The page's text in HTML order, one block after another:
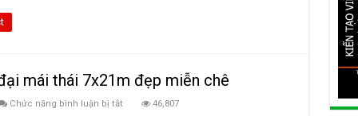
mái thái 7x21m đẹp miễn chê
Chức năng bình luận bị tắtở
46,807